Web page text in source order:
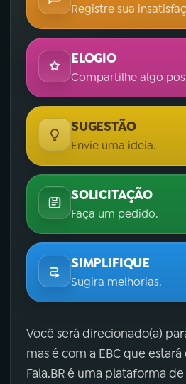
Registre sua
ELOGIO
Compartilhe algo
SUGESTÃO
Envie uma ideia.
SOLICITAÇÃO
Faça um pedido.
SIMPLIFIQUE
Sugira melhorias.
Você será direcionado(a)
mas é com a EBC que
Fala.BR é uma plataforma